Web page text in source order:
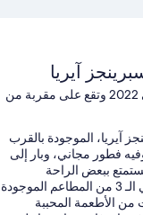
آيريا
منشأة فندقية أربع نجوم تم تجديدها بطابع عصري في 2022 وتقع على مقربة من
آيريا، الموجودة بالقرب
فطور مجاني، وبار إلى
ببعض الراحة
والاسترخاء، تفضل بزيارة حوض استحمام ساخن.في الـ 3 من المطاعم الموجودة
من الأطعمة المحببة